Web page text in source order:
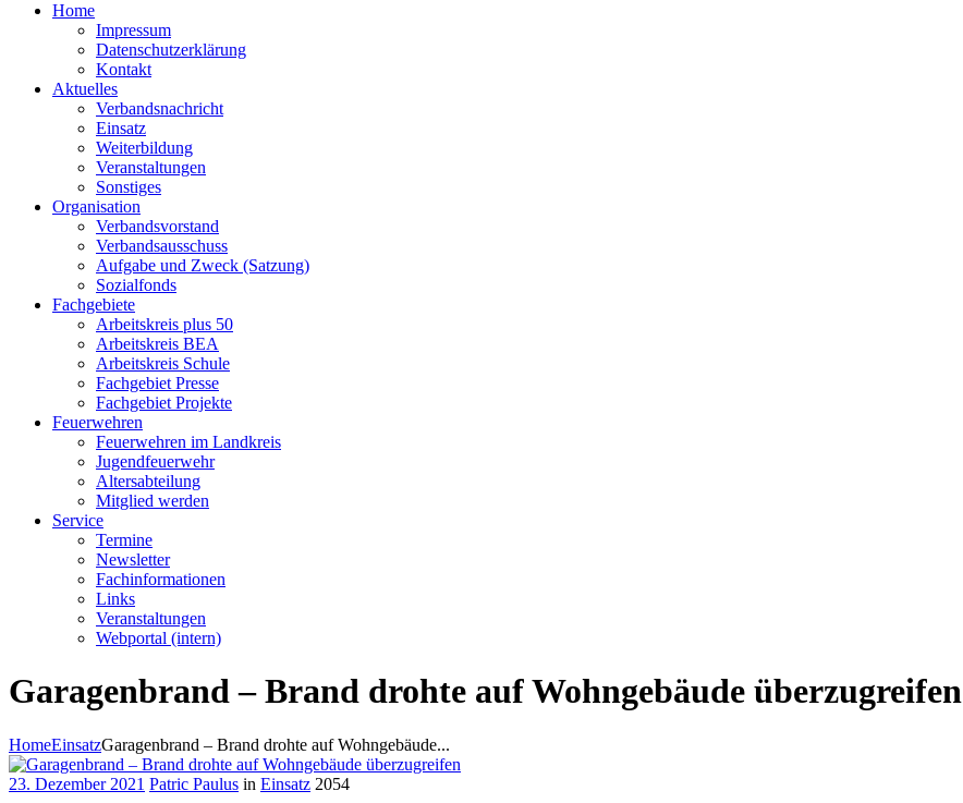
Home
Impressum
Datenschutzerklärung
Kontakt
Aktuelles
Verbandsnachricht
Einsatz
Weiterbildung
Veranstaltungen
Sonstiges
Organisation
Verbandsvorstand
Verbandsausschuss
Aufgabe und Zweck (Satzung)
Sozialfonds
Fachgebiete
Arbeitskreis plus 50
Arbeitskreis BEA
Arbeitskreis Schule
Fachgebiet Presse
Fachgebiet Projekte
Feuerwehren
Feuerwehren im Landkreis
Jugendfeuerwehr
Altersabteilung
Mitglied werden
Service
Termine
Newsletter
Fachinformationen
Links
Veranstaltungen
Webportal (intern)
Garagenbrand – Brand drohte auf Wohngebäude überzugreifen
HomeEinsatzGaragenbrand – Brand drohte auf Wohngebäude...
23. Dezember 2021 Patric Paulus in Einsatz 2054